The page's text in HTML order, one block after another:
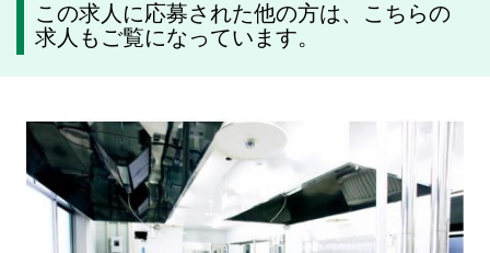
この求人に応募された他の方は、こちらの
求人もご覧になっています。